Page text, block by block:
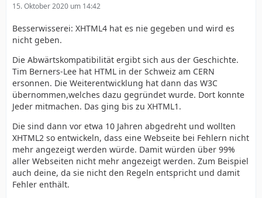
15. Oktober 2020 um 14:42
Besserwisserei: XHTML4 hat es nie gegeben und wird es
nicht geben.
Die Abwärtskompatibilität ergibt sich aus der Geschichte.
Tim Berners-Lee hat HTML in der Schweiz am CERN
ersonnen. Die Weiterentwicklung hat dann das W3C
übernommen,welches dazu gegründet wurde. Dort konnte
Jeder mitmachen. Das ging bis zu XHTML1.
Die sind dann vor etwa 10 Jahren abgedreht und wollten
XHTML2 so entwickeln, dass eine Webseite bei Fehlern nicht
mehr angezeigt werden würde. Damit würden über 99%
aller Webseiten nicht mehr angezeigt werden. Zum Beispiel
auch deine, da sie nicht den Regeln entspricht und damit
Fehler enthält.